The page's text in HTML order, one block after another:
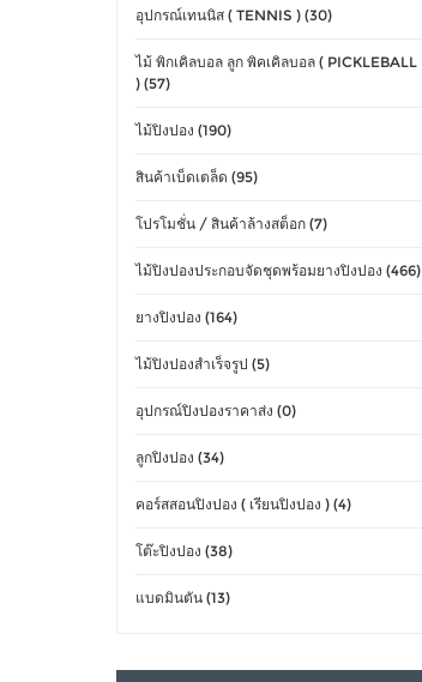
อุปกรณ์เทนนิส ( TENNIS ) (30)
ไม้ พิกเคิลบอล ลูก พิคเคิลบอล ( PICKLEBALL
) (57)
ไม้ปิงปอง (190)
สินค้าเบ็ดเตล็ด (95)
โปรโมชั่น / สินค้าล้างสต็อก (7)
ไม้ปิงปองประกอบจัดชุดพร้อมยางปิงปอง (466)
ยางปิงปอง (164)
ไม้ปิงปองสำเร็จรูป (5)
อุปกรณ์ปิงปองราคาส่ง (0)
ลูกปิงปอง (34)
คอร์สสอนปิงปอง ( เรียนปิงปอง ) (4)
โต๊ะปิงปอง (38)
แบดมินตัน (13)